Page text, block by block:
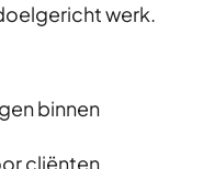
werk.
binnen
cliënten